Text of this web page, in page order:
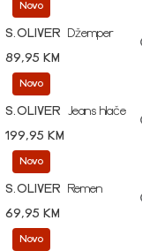
Novo
S.OLIVER
Džemper
89,95 KM
Novo
S.OLIVER
Jeans hlače
199,95 KM
Novo
S.OLIVER
Remen
69,95 KM
Novo